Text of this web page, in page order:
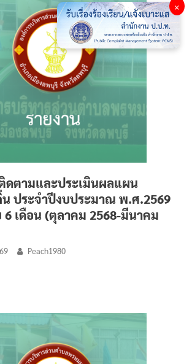
ดตามและประเมินผลแผน
ประจำปีงบประมาณ พ.ศ.2569
6 เดือน (ตุลาคม 2568-มีนาคม
Peach1980
×